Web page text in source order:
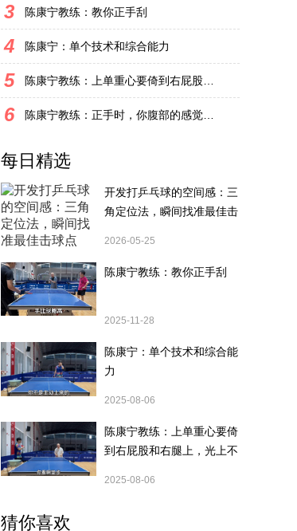
3 陈康宁教练：教你正手刮
4 陈康宁：单个技术和综合能力
5
6
每日精选
开发打乒乓球的空间感：三
角定位法，瞬间找准最佳击
2026-05-25
陈康宁教练：教你正手刮
2025-11-28
陈康宁：单个技术和综合能
力
2025-08-06
陈康宁教练：上单重心要倚
到右屁股和右腿上，光上不
2025-08-06
猜你喜欢